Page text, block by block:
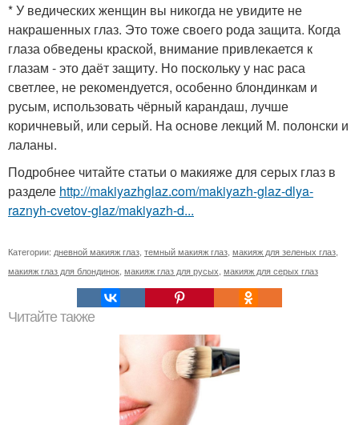
* У ведических женщин вы никогда не увидите не
накрашенных глаз. Это тоже своего рода защита. Когда
глаза обведены краской, внимание привлекается к
глазам - это даёт защиту. Но поскольку у нас раса
светлее, не рекомендуется, особенно блондинкам и
русым, использовать чёрный карандаш, лучше
коричневый, или серый. На основе лекций М. полонски и
лаланы.
Подробнее читайте статьи о макияже для серых глаз в
разделе http://makiyazhglaz.com/makiyazh-glaz-dlya-
raznyh-cvetov-glaz/makiyazh-d...
Категории: дневной макияж глаз, темный макияж глаз, макияж для зеленых глаз,
макияж глаз для блондинок, макияж глаз для русых, макияж для серых глаз
Читайте также